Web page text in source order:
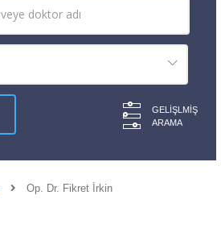
GELIŞLMIŞ
ARAMA
Op. Dr. Fikret İrkin